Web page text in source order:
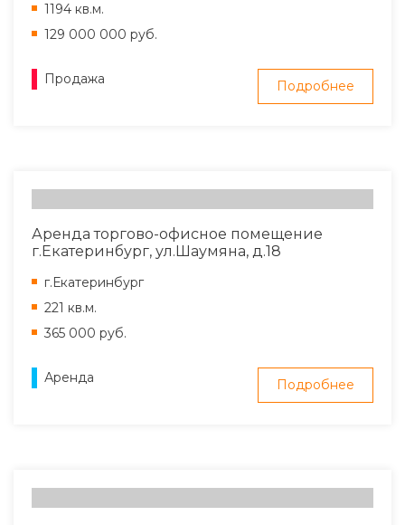
1194 кв.м.
129 000 000 руб.
Продажа Подробнее
Аренда торгово-офисное помещение
г.Екатеринбург, ул.Шаумяна, д.18
г.Екатеринбург
221 кв.м.
365 000 руб.
Аренда Подробнее